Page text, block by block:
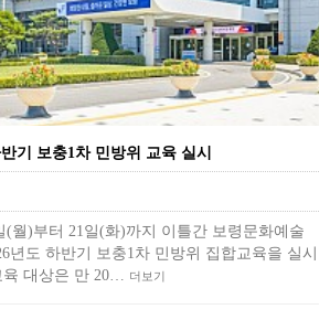
기 보충1차 민방위 교육 실시
(월)부터 21일(화)까지 이틀간 보령문화예술
년도 하반기 보충1차 민방위 집합교육을 실시
육 대상은 만 20… 더보기